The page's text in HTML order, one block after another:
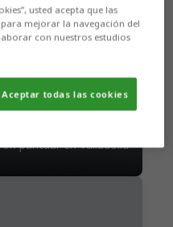
en el José
(3-1)
por 650
puntuar en Valladolid
usted acepta que las
mejorar la navegación del
con nuestros estudios
Aceptar todas las cookies